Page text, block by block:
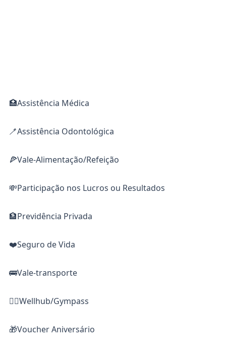
🏥Assistência Médica
🪥Assistência Odontológica
🍕Vale-Alimentação/Refeição
💸Participação nos Lucros ou Resultados
🏦Previdência Privada
❤️Seguro de Vida
🚌Vale-transporte
🏋️‍♀️Wellhub/Gympass
🎁Voucher Aniversário